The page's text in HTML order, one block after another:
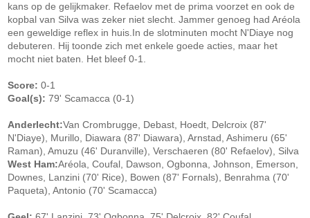
kans op de gelijkmaker. Refaelov met de prima voorzet en ook de
kopbal van Silva was zeker niet slecht. Jammer genoeg had Aréola
een geweldige reflex in huis.In de slotminuten mocht N'Diaye nog
debuteren. Hij toonde zich met enkele goede acties, maar het
mocht niet baten. Het bleef 0-1.
Score: 0-1
Goal(s): 79' Scamacca (0-1)
Anderlecht:Van Crombrugge, Debast, Hoedt, Delcroix (87'
N'Diaye), Murillo, Diawara (87' Diawara), Arnstad, Ashimeru (65'
Raman), Amuzu (46' Duranville), Verschaeren (80' Refaelov), Silva
West Ham:Aréola, Coufal, Dawson, Ogbonna, Johnson, Emerson,
Downes, Lanzini (70' Rice), Bowen (87' Fornals), Benrahma (70'
Paqueta), Antonio (70' Scamacca)